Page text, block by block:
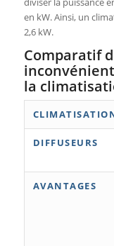
en kW. Ainsi, un
2,6 kW.
Comparatif
la
DIFFUSEURS
AVANTAGES